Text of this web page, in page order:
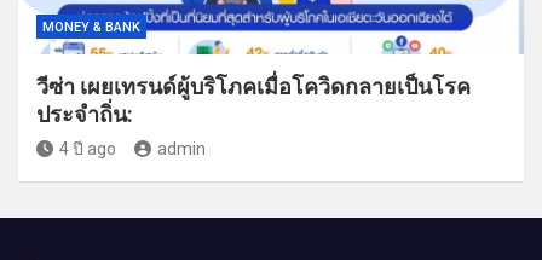
MONEY & BANK
วีซ่า เผยเทรนด์ผู้บริโภคเมื่อโควิดกลายเป็นโรค
ประจำถิ่น:
4 ปี ago admin